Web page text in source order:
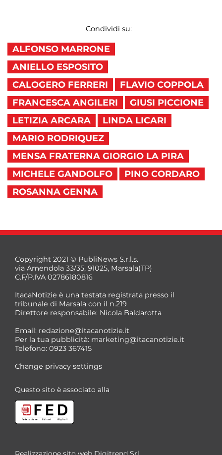
Condividi su:
ALFONSO MARRONE
ANIELLO ESPOSITO
CALOGERO FERRERI
FLAVIO COPPOLA
FRANCESCA ANGILERI
GIUSI PICCIONE
LETIZIA ARCARA
LINDA LICARI
MARIO RODRIQUEZ
MENSA FRATERNA GIORGIO LA PIRA
MICHELE GANDOLFO
PINO CORDARO
ROSANNA GENNA
Copyright 2021 © PubliNews S.r.l.s.
via Amendola 33/35, 91025, Marsala(TP)
C.F/P.IVA 02786180816
ItacaNotizie è una testata registrata presso il
tribunale di Marsala con il n.219
Direttore responsabile: Nicola Baldarotta
Email: redazione@itacanotizie.it
Per la tua pubblicità: marketing@itacanotizie.it
Telefono: 0923 367415
Change privacy settings
Questo sito è associato alla